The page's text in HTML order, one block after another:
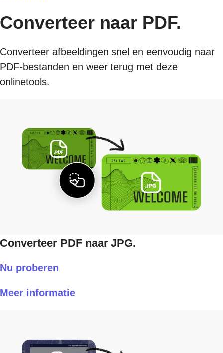
Converteer naar PDF.
Converteer afbeeldingen snel en eenvoudig naar
PDF-bestanden en weer terug met deze
onlinetools.
Converteer PDF naar JPG.
Nu proberen
Meer informatie